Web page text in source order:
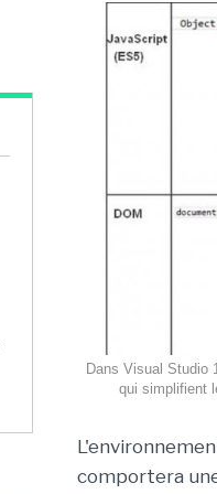
Dans Visual Studio
qui simplifient
comportera